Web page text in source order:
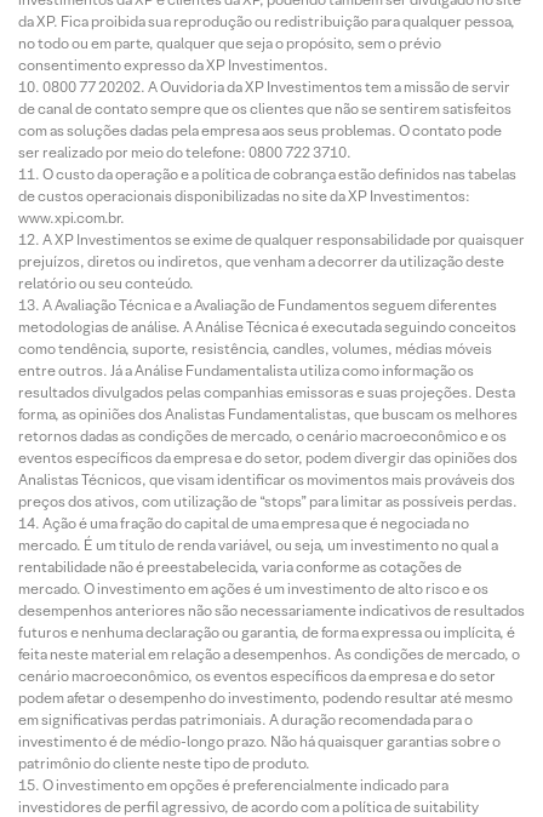
da XP. Fica proibida sua reprodução ou redistribuição para qualquer pessoa,
no todo ou em parte, qualquer que seja o propósito, sem o prévio
consentimento expresso da XP Investimentos.
0800 77 20202. A Ouvidoria da XP Investimentos tem a missão de servir
de canal de contato sempre que os clientes que não se sentirem satisfeitos
com as soluções dadas pela empresa aos seus problemas. O contato pode
ser realizado por meio do telefone: 0800 722 3710.
O custo da operação e a política de cobrança estão definidos nas tabelas
de custos operacionais disponibilizadas no site da XP Investimentos:
www.xpi.com.br.
A XP Investimentos se exime de qualquer responsabilidade por quaisquer
prejuízos, diretos ou indiretos, que venham a decorrer da utilização deste
relatório ou seu conteúdo.
A Avaliação Técnica e a Avaliação de Fundamentos seguem diferentes
metodologias de análise. A Análise Técnica é executada seguindo conceitos
como tendência, suporte, resistência, candles, volumes, médias móveis
entre outros. Já a Análise Fundamentalista utiliza como informação os
resultados divulgados pelas companhias emissoras e suas projeções. Desta
forma, as opiniões dos Analistas Fundamentalistas, que buscam os melhores
retornos dadas as condições de mercado, o cenário macroeconômico e os
eventos específicos da empresa e do setor, podem divergir das opiniões dos
Analistas Técnicos, que visam identificar os movimentos mais prováveis dos
preços dos ativos, com utilização de “stops” para limitar as possíveis perdas.
Ação é uma fração do capital de uma empresa que é negociada no
mercado. É um título de renda variável, ou seja, um investimento no qual a
rentabilidade não é preestabelecida, varia conforme as cotações de
mercado. O investimento em ações é um investimento de alto risco e os
desempenhos anteriores não são necessariamente indicativos de resultados
futuros e nenhuma declaração ou garantia, de forma expressa ou implícita, é
feita neste material em relação a desempenhos. As condições de mercado, o
cenário macroeconômico, os eventos específicos da empresa e do setor
podem afetar o desempenho do investimento, podendo resultar até mesmo
em significativas perdas patrimoniais. A duração recomendada para o
investimento é de médio-longo prazo. Não há quaisquer garantias sobre o
patrimônio do cliente neste tipo de produto.
O investimento em opções é preferencialmente indicado para
investidores de perfil agressivo, de acordo com a política de suitability